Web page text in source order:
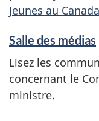
jeunes au Canada
Salle des médias
Lisez les
concernant le
ministre.